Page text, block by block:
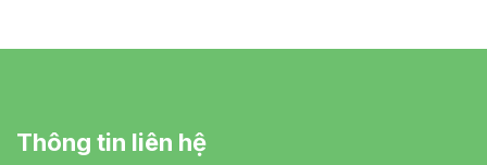
Thông tin liên hệ